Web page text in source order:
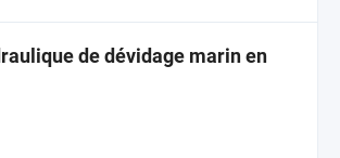
de dévidage marin en